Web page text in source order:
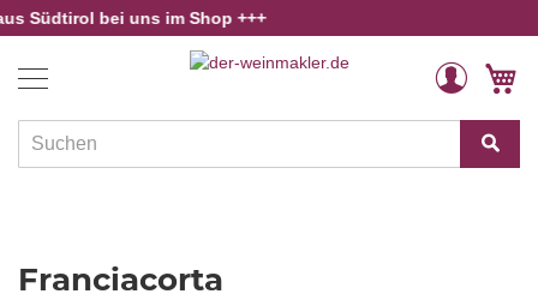
bei uns im Shop +++
Veränderung
Regionen
Franciacorta